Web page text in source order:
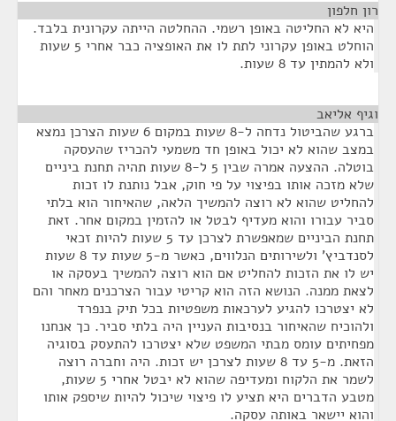
רון חלפון
היא לא החליטה באופן רשמי. ההחלטה הייתה עקרונית בלבד.
הוחלט באופן עקרוני לתת לו את האופציה כבר אחרי 5 שעות
ולא להמתין עד 8 שעות.
וגיף אליאב
ברגע שהביטול נדחה ל-8 שעות במקום 6 שעות הצרכן נמצא
במצב שהוא לא יכול באופן חד משמעי להכריז שהעסקה
בוטלה. ההצעה אמרה שבין 5 ל-8 שעות תהיה תחנת ביניים
שלא מזכה אותו בפיצוי על פי חוק, אבל נותנת לו זכות
להחליט שהוא לא רוצה להמשיך הלאה, שהאיחור הוא בלתי
סביר עבורו והוא מעדיף לבטל או להזמין במקום אחר. זאת
תחנת הביניים שמאפשרת לצרכן עד 5 שעות להיות זכאי
לסנדביץ' ולשירותים הנלווים, כאשר מ-5 שעות עד 8 שעות
יש לו את הזכות להחליט אם הוא רוצה להמשיך בעסקה או
לצאת ממנה. הנושא הזה הוא קריטי עבור הצרכנים מאחר והם
לא יצטרכו להגיע לערכאות משפטיות בכל תיק בנפרד
ולהוכיח שהאיחור בנסיבות העניין היה בלתי סביר. כך אנחנו
מפחיתים עומס מבתי המשפט שלא יצטרכו להתעסק בסוגיה
הזאת. מ-5 עד 8 שעות לצרכן יש זכות. היה וחברה רוצה
לשמר את הלקוח ומעדיפה שהוא לא יבטל אחרי 5 שעות,
מטבע הדברים היא תציע לו פיצוי שיכול להיות שיספק אותו
והוא יישאר באותה עסקה.